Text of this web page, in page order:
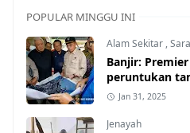
POPULAR MINGGU INI
Alam Sekitar ,
Banjir:
peruntukan
Jan 31, 2025
Jenayah